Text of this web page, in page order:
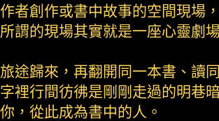
作者創作或書中故事的空間現場
所謂的現場其實就是一座心靈劇場
旅途歸來，再翻開同一本書、讀
字裡行間彷彿是剛剛走過的明巷
你，從此成為書中的人。